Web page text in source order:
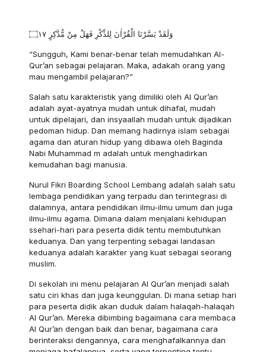
وَلَقَدْ يَسَّرْنَا الْقُرْاٰنَ لِلذِّكْرِ فَهَلْ مِنْ مُّدَّكِرٍ ۝١٧
“Sungguh, Kami benar-benar telah memudahkan Al-
Qur’an sebagai pelajaran. Maka, adakah orang yang
mau mengambil pelajaran?”
Salah satu karakteristik yang dimiliki oleh Al Qur’an
adalah ayat-ayatnya mudah untuk dihafal, mudah
untuk dipelajari, dan insyaallah mudah untuk dijadikan
pedoman hidup. Dan memang hadirnya islam sebagai
agama dan aturan hidup yang dibawa oleh Baginda
Nabi Muhammad m adalah untuk menghadirkan
kemudahan bagi manusia.
Nurul Fikri Boarding School Lembang adalah salah satu
lembaga pendidikan yang terpadu dan terintegrasi di
dalamnya, antara pendidikan ilmu-ilmu umum dan juga
ilmu-ilmu agama. Dimana dalam menjalani kehidupan
ssehari-hari para peserta didik tentu membutuhkan
keduanya. Dan yang terpenting sebagai landasan
keduanya adalah karakter yang kuat sebagai seorang
muslim.
Di sekolah ini menu pelajaran Al Qur’an menjadi salah
satu ciri khas dan juga keunggulan. Di mana setiap hari
para peserta didik akan duduk dalam halaqah-halaqah
Al Qur’an. Mereka dibimbing bagaimana cara membaca
Al Qur’an dengan baik dan benar, bagaimana cara
berinteraksi dengannya, cara menghafalkannya dan